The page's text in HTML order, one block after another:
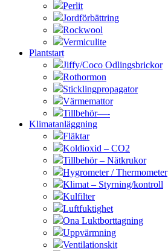
Perlit
Jordförbättring
Rockwool
Vermiculite
Plantstart
Jiffy/Coco Odlingsbrickor
Rothormon
Sticklingpropagator
Värmemattor
Tillbehör—-
Klimatanläggning
Fläktar
Koldioxid – CO2
Tillbehör – Nätkrukor
Hygrometer / Thermometer
Klimat – Styrning/kontroll
Kulfilter
Luftfuktighet
Ona Luktborttagning
Uppvärmning
Ventilationskit